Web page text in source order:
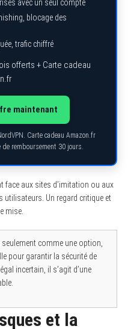
avec un seul compte
blocage des
trafic chiffré
offerts + Carte cadeau
maintenant
Carte cadeau Amazon.fr
remboursement 30 jours.
face aux sites d’imitation ou aux
utilisateurs. Un regard critique et
mise.
comme une option,
pour garantir la sécurité de
incertain, il s’agit d’une
et la